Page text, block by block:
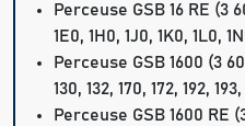
Perceuse GSB 16 RE (3
1E0, 1H0, 1J0, 1K0, 1L0,
Perceuse GSB 1600 (3
130, 132, 170, 172, 192, 193,
Perceuse GSB 1600 RE